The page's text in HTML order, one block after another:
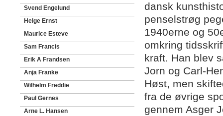
Svend Engelund
Helge Ernst
Maurice Esteve
Sam Francis
Erik A Frandsen
Anja Franke
Wilhelm Freddie
Paul Gernes
Arne L. Hansen
dansk
penselstrøg
1940erne og
omkring
kraft. Han blev
Jorn og Carl-
Høst, men
fra de øvrige
gennem Asger